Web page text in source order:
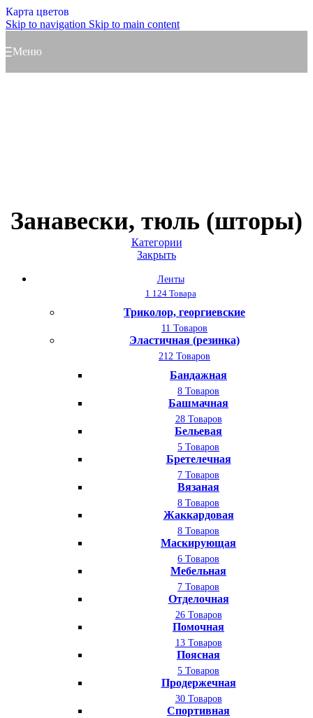
Карта цветов
Skip to navigation Skip to main content
Меню
Занавески, тюль (шторы)
Категории
Закрыть
Ленты
1 124 Товара
Триколор, георгиевские
11 Товаров
Эластичная (резинка)
212 Товаров
Бандажная
8 Товаров
Башмачная
28 Товаров
Бельевая
5 Товаров
Бретелечная
7 Товаров
Вязаная
8 Товаров
Жаккардовая
8 Товаров
Маскирующая
6 Товаров
Мебельная
7 Товаров
Отделочная
26 Товаров
Помочная
13 Товаров
Поясная
5 Товаров
Продержечная
30 Товаров
Спортивная